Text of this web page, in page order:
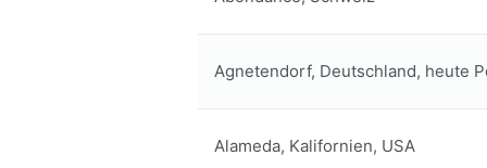
Agnetendorf, Deutschland, heute
Alameda, Kalifornien, USA